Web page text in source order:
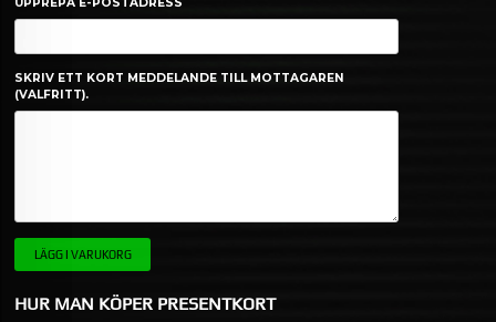
UPPREPA E-POSTADRESS
SKRIV ETT KORT MEDDELANDE TILL MOTTAGAREN
(VALFRITT).
HUR MAN KÖPER PRESENTKORT